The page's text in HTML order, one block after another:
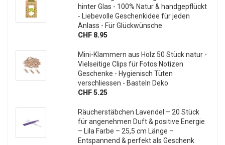
hinter Glas - 100% Natur & handgepflückt
- Liebevolle Geschenkidee für jeden
Anlass - Für Glückwünsche
CHF 8.95
Mini-Klammern aus Holz 50 Stück natur -
Vielseitige Clips für Fotos Notizen
Geschenke - Hygienisch Tüten
verschliessen - Basteln Deko
CHF 5.25
Räucherstäbchen Lavendel – 20 Stück
für angenehmen Duft & positive Energie
– Lila Farbe – 25,5 cm Länge –
Entspannend & perfekt als Geschenk